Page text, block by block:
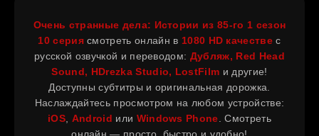
Очень странные дела: Истории из 85-го 1 сезон
10 сериясмотреть онлайн в 1080 HD качестве с
русской озвучкой и переводом: Дубляж, Red Head
Sound, HDrezka Studio, LostFilm и другие!
Доступны субтитры и оригинальная дорожка.
Наслаждайтесь просмотром на любом устройстве:
iOS
Android или Windows Phone . Смотреть